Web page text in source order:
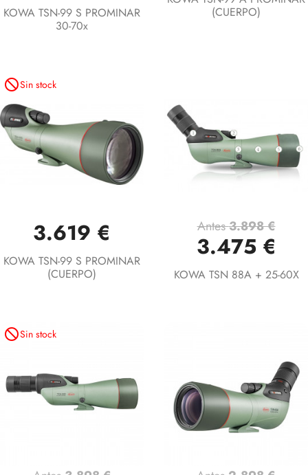
KOWA TSN-99 S PROMINAR
30-70x
(CUERPO)
not_interestedSin stock
3.619 €
KOWA TSN-99 S PROMINAR
(CUERPO)
Antes3.898 €
3.475 €
KOWA TSN 88A + 25-60X
not_interestedSin stock